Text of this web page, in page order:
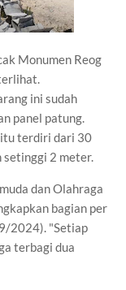
Monumen Reog
ini sudah
panel patung.
itu terdiri dari 30
setinggi 2 meter.
dan Olahraga
bagian per
2024). "Setiap
terbagi dua